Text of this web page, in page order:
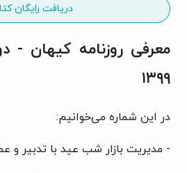
دریافت رایگان
۱۳۹۹
در این شماره می‌خوانیم:
- مدیریت بازار شب عید با تدبیر و